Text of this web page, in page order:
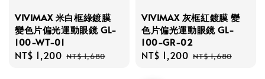
VIVIMAX 米白框綠鍍膜
變色片偏光運動眼鏡 GL-
100-WT-01
Sale
NT$ 1,200 Regular
NT$ 1,680
VIVIMAX 灰框紅鍍膜 變
色片偏光運動眼鏡 GL-
100-GR-02
Sale
NT$ 1,200 Regular
NT$ 1,680